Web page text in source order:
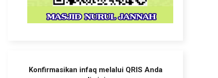
Konfirmasikan infaq melalui QRIS Anda